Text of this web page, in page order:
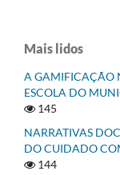
Mais lidos
A GAMIFICAÇÃO
ESCOLA DO
145
NARRATIVAS
DO CUIDADO
144